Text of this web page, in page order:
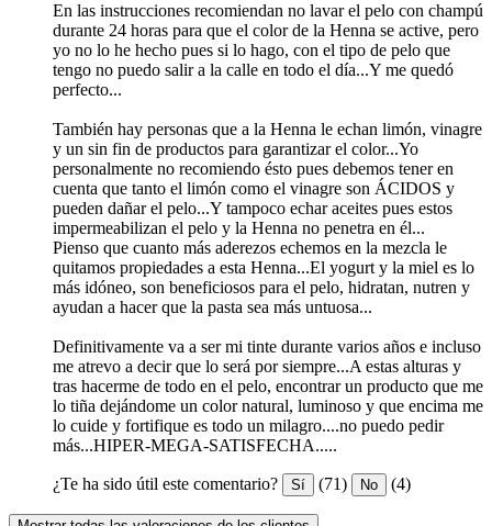
En las instrucciones recomiendan no lavar el pelo con champú
durante 24 horas para que el color de la Henna se active, pero
yo no lo he hecho pues si lo hago, con el tipo de pelo que
tengo no puedo salir a la calle en todo el día...Y me quedó
perfecto...
También hay personas que a la Henna le echan limón, vinagre
y un sin fin de productos para garantizar el color...Yo
personalmente no recomiendo ésto pues debemos tener en
cuenta que tanto el limón como el vinagre son ÁCIDOS y
pueden dañar el pelo...Y tampoco echar aceites pues estos
impermeabilizan el pelo y la Henna no penetra en él...
Pienso que cuanto más aderezos echemos en la mezcla le
quitamos propiedades a esta Henna...El yogurt y la miel es lo
más idóneo, son beneficiosos para el pelo, hidratan, nutren y
ayudan a hacer que la pasta sea más untuosa...
Definitivamente va a ser mi tinte durante varios años e incluso
me atrevo a decir que lo será por siempre...A estas alturas y
tras hacerme de todo en el pelo, encontrar un producto que me
lo tiña dejándome un color natural, luminoso y que encima me
lo cuide y fortifique es todo un milagro....no puedo pedir
más...HIPER-MEGA-SATISFECHA.....
¿Te ha sido útil este comentario? Sí (71) No (4)